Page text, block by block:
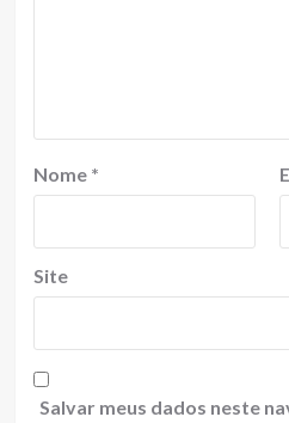
Nome *
Site
Salvar meus dados neste